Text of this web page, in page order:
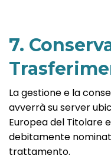
7.
La gestione e la
avverrà su server
Europea del Titolare
debitamente
trattamento.